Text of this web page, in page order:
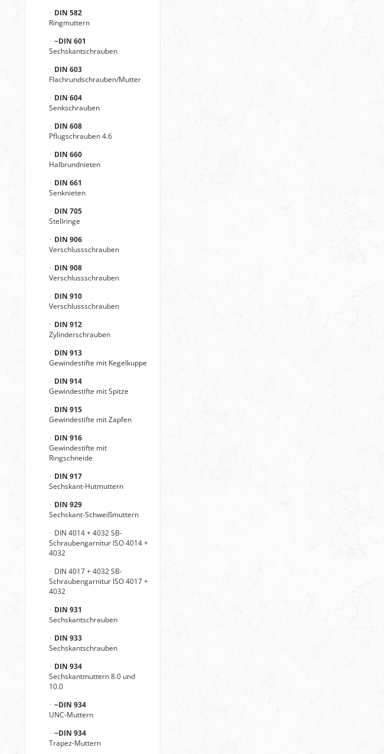
DIN 582
Ringmuttern
~DIN 601
Sechskantschrauben
DIN 603
Flachrundschrauben/Mutter
DIN 604
Senkschrauben
DIN 608
Pflugschrauben 4.6
DIN 660
Halbrundnieten
DIN 661
Senknieten
DIN 705
Stellringe
DIN 906
Verschlussschrauben
DIN 908
Verschlussschrauben
DIN 910
Verschlussschrauben
DIN 912
Zylinderschrauben
DIN 913
Gewindestifte mit Kegelkuppe
DIN 914
Gewindestifte mit Spitze
DIN 915
Gewindestifte mit Zapfen
DIN 916
Gewindestifte mit
Ringschneide
DIN 917
Sechskant-Hutmuttern
DIN 929
Sechskant-Schweißmuttern
DIN 4014 + 4032 SB-
Schraubengarnitur ISO 4014 +
4032
DIN 4017 + 4032 SB-
Schraubengarnitur ISO 4017 +
4032
DIN 931
Sechskantschrauben
DIN 933
Sechskantschrauben
DIN 934
Sechskantmuttern 8.0 und
10.0
~DIN 934
UNC-Muttern
~DIN 934
Trapez-Muttern